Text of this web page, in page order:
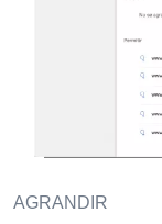
AGRANDIR